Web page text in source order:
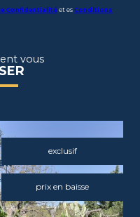
Confidentialité et es Conditions
vous
exclusif
prix en baisse